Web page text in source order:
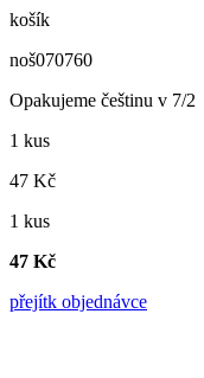
košík
noš070760
Opakujeme češtinu v 7/2
1 kus
47 Kč
1 kus
47 Kč
přejítk objednávce